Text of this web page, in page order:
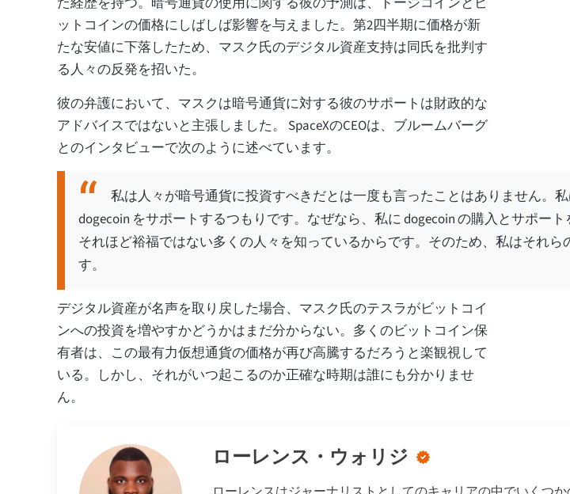
ットコインの価格にしばしば影響を与えました。第2四半期に価格が新
たな安値に下落したため、マスク氏のデジタル資産支持は同氏を批判す
る人々の反発を招いた。
彼の弁護において、マスクは暗号通貨に対する彼のサポートは財政的な
アドバイスではないと主張しました。 SpaceXのCEOは、ブルームバーグ
とのインタビューで次のように述べています。
私は人々が暗号通貨に投資すべきだとは一度も言ったことはありません。
dogecoin をサポートするつもりです。なぜなら、私に dogecoin の購入とサポート
それほど裕福ではない多くの人々を知っているからです。そのため、私はそれら
す。
デジタル資産が名声を取り戻した場合、マスク氏のテスラがビットコイ
ンへの投資を増やすかどうかはまだ分からない。多くのビットコイン保
有者は、この最有力仮想通貨の価格が再び高騰するだろうと楽観視して
いる。しかし、それがいつ起こるのか正確な時期は誰にも分かりませ
ん。
ローレンス・ウォリジ